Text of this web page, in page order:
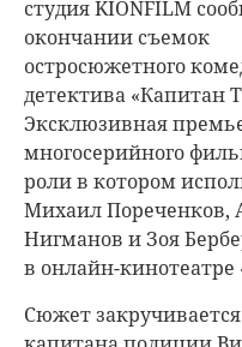
студия KIONFILM
окончании съемок
остросюжетного
детектива «Капитан
Эксклюзивная
многосерийного
роли в котором
Михаил Пореченков,
Нигманов и Зоя
в онлайн-
Сюжет